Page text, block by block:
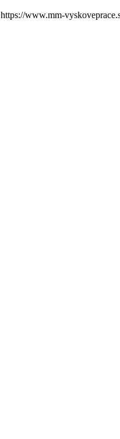
https://www.mm-